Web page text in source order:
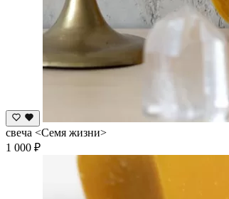
свеча <Семя жизни>
1 000 ₽